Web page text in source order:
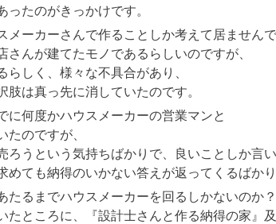
ったのがきっかけです。
メーカーさんで作ることしか考えて居ません
さんが建てたモノであるらしいのですが、
らしく、様々な不具合があり、
肢は真っ先に消していたのです。
に何度かハウスメーカーの営業マンと
のですが、
ろうという気持ちばかりで、良いことしか言
めても納得のいかない答えが返ってくるばか
たるまでハウスメーカーを回るしかないのか？
たところに、『設計士さんと作る納得の家』